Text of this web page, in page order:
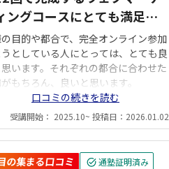
ングコースにとても満足し
た。
目的や都合で、完全オンライン参加
うとしている人にとっては、とても良
います。それぞれの都合に合わせた
もちろん、良いと思います。
口コミの続きを読む
受講開始： 2025.10~ 投稿日：2026.01.02
の集まる口コミ 通塾証明済み